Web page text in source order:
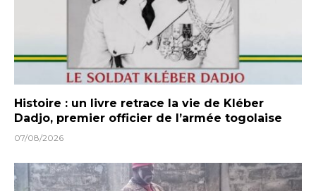
Histoire : un livre retrace la vie de Kléber
Dadjo, premier officier de l’armée togolaise
07/08/2026